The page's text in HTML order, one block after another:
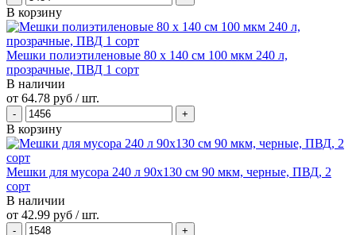
В корзину
Мешки полиэтиленовые 80 х 140 см 100 мкм 240 л,
прозрачные, ПВД 1 сорт
В наличии
от 64.78 руб / шт.
В корзину
Мешки для мусора 240 л 90х130 см 90 мкм, черные, ПВД, 2
сорт
В наличии
от 42.99 руб / шт.